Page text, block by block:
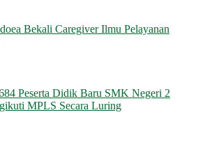
Bekali Caregiver Ilmu Pelayanan
Peserta Didik Baru SMK Negeri 2
MPLS Secara Luring